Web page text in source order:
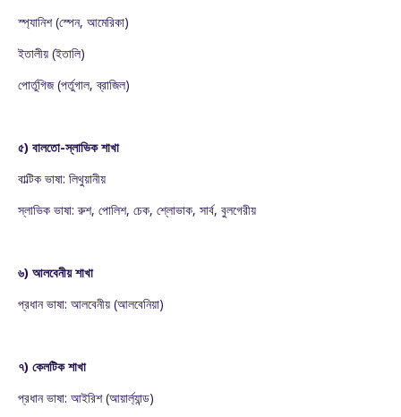
স্প্যানিশ (স্পেন, আমেরিকা)
ইতালীয় (ইতালি)
পোর্তুগিজ (পর্তুগাল, ব্রাজিল)
৫) বালতো-স্লাভিক শাখা
বাল্টিক ভাষা: লিথুয়ানীয়
স্লাভিক ভাষা: রুশ, পোলিশ, চেক, শ্লোভাক, সার্ব, বুলগেরীয়
৬) আলবেনীয় শাখা
প্রধান ভাষা: আলবেনীয় (আলবেনিয়া)
৭) কেলটিক শাখা
প্রধান ভাষা: আইরিশ (আয়ার্ল্যান্ড)